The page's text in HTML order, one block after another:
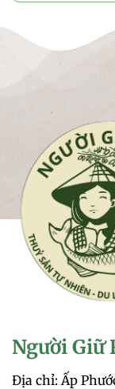
Người Giữ
Địa chỉ: Ấp